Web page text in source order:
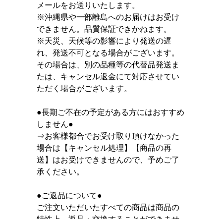
メールをお送りいたします。
※沖縄県や一部離島へのお届けはお受け
できません。品質保証できかねます。
※天災、天候等の影響により発送の遅
れ、発送不可となる場合がございます。
その場合は、別の品種等の代替品発送ま
たは、キャンセル返金にて対応させてい
ただく場合がございます。
●長期ご不在の予定がある方にはおすすめ
しません●
⇒お客様都合でお受け取り頂けなかった
場合は【キャンセル処理】【商品の再
送】はお受けできませんので、予めご了
承ください。
●ご返品について●
ご注文いただいたすべての商品は商品の